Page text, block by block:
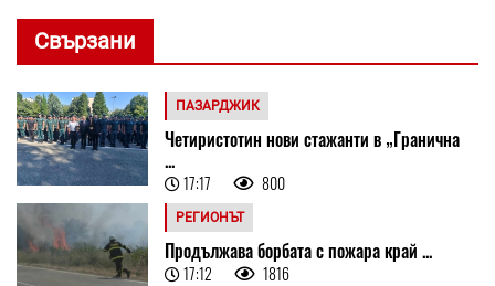
Свързани
ПАЗАРДЖИК
Четиристотин нови стажанти в „Гранична
...
17:17 800
РЕГИОНЪТ
Продължава борбата с пожара край ...
17:12 1816